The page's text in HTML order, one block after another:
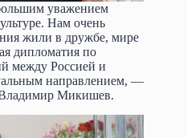
уважением
Нам очень
жили в дружбе, мире
дипломатия по
между Россией и
направлением, —
Владимир Микишев.